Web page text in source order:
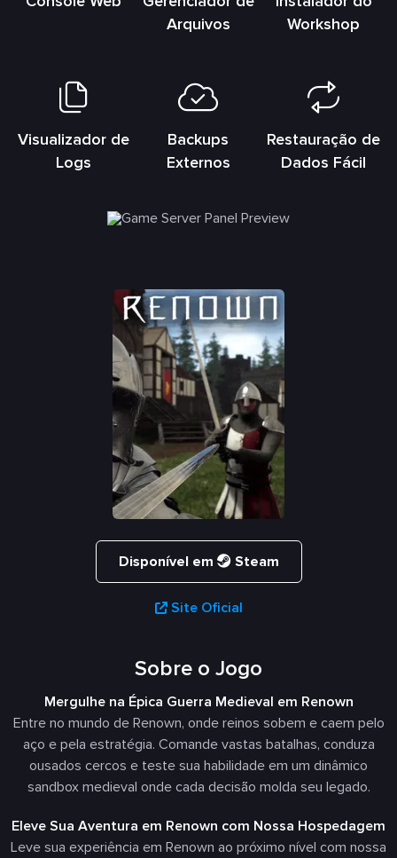
Arquivos
Workshop
Visualizador de
Logs
Backups
Externos
Restauração de
Dados Fácil
Disponível em Steam
Site Oficial
Sobre o Jogo
Mergulhe na Épica Guerra Medieval em Renown
Entre no mundo de Renown, onde reinos sobem e caem pelo
aço e pela estratégia. Comande vastas batalhas, conduza
ousados cercos e teste sua habilidade em um dinâmico
sandbox medieval onde cada decisão molda seu legado.
Eleve Sua Aventura em Renown com Nossa Hospedagem
Leve sua experiência em Renown ao próximo nível com nossa